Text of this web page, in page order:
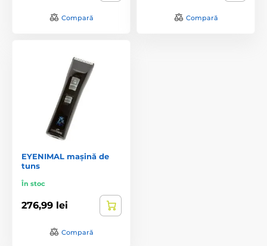
Compară Compară
EYENIMAL mașină de
tuns
În stoc
276,99 lei
Compară